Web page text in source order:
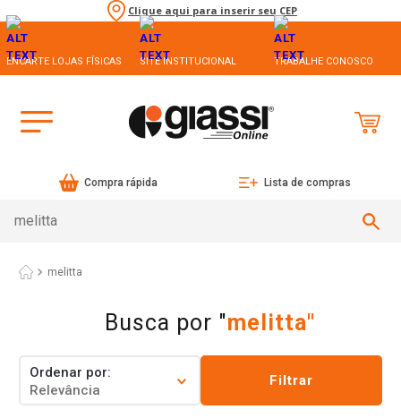
Clique aqui para inserir seu CEP
ENCARTE LOJAS FÍSICAS SITE INSTITUCIONAL TRABALHE CONOSCO
Compra rápida Lista de compras
melitta
melitta
Ordenar por
Relevância
Filtrar